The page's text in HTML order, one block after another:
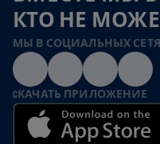
КТО НЕ
МЫ В СОЦИАЛЬНЫХ
CКАЧАТЬ ПРИЛОЖЕНИЕ